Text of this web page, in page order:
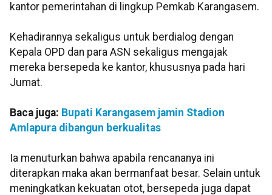
kantor pemerintahan di lingkup Pemkab Karangasem.
Kehadirannya sekaligus untuk berdialog dengan
Kepala OPD dan para ASN sekaligus mengajak
mereka bersepeda ke kantor, khususnya pada hari
Jumat.
Baca juga: Bupati Karangasem jamin Stadion
Amlapura dibangun berkualitas
Ia menuturkan bahwa apabila rencananya ini
diterapkan maka akan bermanfaat besar. Selain untuk
meningkatkan kekuatan otot, bersepeda juga dapat